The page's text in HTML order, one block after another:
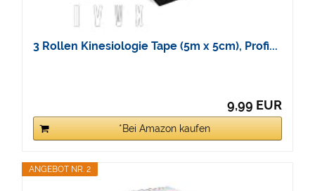
3 Rollen Kinesiologie Tape (5m x 5cm), Profi...
9,99 EUR
*Bei Amazon kaufen
ANGEBOT NR. 2